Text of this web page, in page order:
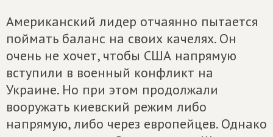
Американский лидер отчаянно пытается
поймать баланс на своих качелях. Он
очень не хочет, чтобы США напрямую
вступили в военный конфликт на
Украине. Но при этом продолжали
вооружать киевский режим либо
напрямую, либо через европейцев. Однако